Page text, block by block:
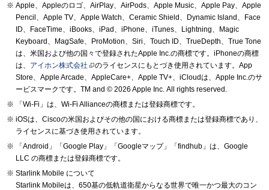
Apple、Appleのロゴ、AirPlay、AirPods、Apple Music、Apple Pay、Apple
Pencil、Apple TV、Apple Watch、Ceramic Shield、Dynamic Island、Face
ID、FaceTime、iBooks、iPad、iPhone、iTunes、Lightning、Magic
Keyboard、MagSafe、ProMotion、Siri、Touch ID、TrueDepth、True Tone
は、米国および他の国々で登録されたApple Inc.の商標です。iPhoneの商標
は、 アイホン株式会社
のライセンスにもとづき使用されています。App
Store、Apple Arcade、AppleCare+、Apple TV+、iCloudは、Apple Inc.のサ
ービスマークです。TM and © 2026 Apple Inc. All rights reserved.
「Wi-Fi」は、Wi-Fi Allianceの商標または登録商標です。
iOSは、Ciscoの米国およびその他の国における商標または登録商標であり、
ライセンスに基づき使用されています。
「Android」「Google Play」「Googleマップ」「findhub」は、Google
LLC の商標または登録商標です。
Starlink Mobile について
Starlink Mobileは、650基の低軌道衛星からなる世界で唯一かつ最大のコン